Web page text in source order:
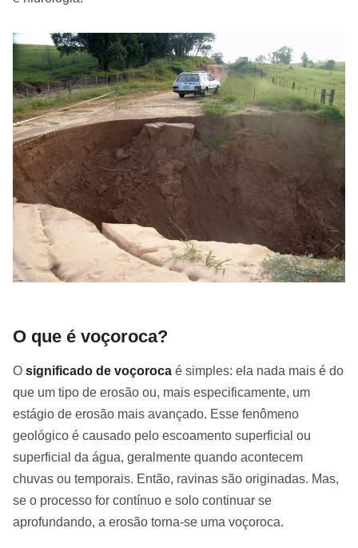
O que é voçoroca?
O significado de voçoroca é simples: ela nada mais é do
que um tipo de erosão ou, mais especificamente, um
estágio de erosão mais avançado. Esse fenômeno
geológico é causado pelo escoamento superficial ou
superficial da água, geralmente quando acontecem
chuvas ou temporais. Então, ravinas são originadas. Mas,
se o processo for contínuo e solo continuar se
aprofundando, a erosão torna-se uma voçoroca.